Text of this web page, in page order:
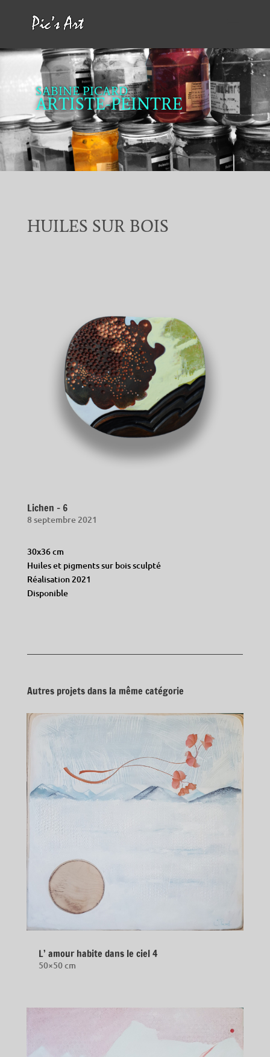
SABINE PICARD
ARTISTE-PEINTRE
HUILES SUR BOIS
Lichen – 6
8 septembre 2021
30x36 cm
Huiles et pigments sur bois sculpté
Réalisation 2021
Disponible
Autres projets dans la même catégorie
L’ amour habite dans le ciel 4
50×50 cm